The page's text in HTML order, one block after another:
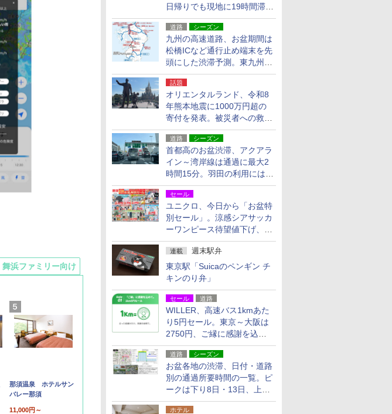
日帰りでも現地に19時間滞在
できる
道路 シーズン
九州の高速道路、お盆期間は
松橋ICなど通行止め端末を先
頭にした渋滞予測。東九州道
への迂回は料金調整を実施
話題
オリエンタルランド、令和8
年熊本地震に1000万円超の
寄付を発表。被災者への救援
活動・復旧支援
道路 シーズン
首都高のお盆渋滞、アクアラ
イン～湾岸線は通過に最大2
時間15分。羽田の利用には
「空港西出口」の利用検討を
セール
ユニクロ、今日から「お盆特
別セール」。涼感シアサッカ
ーワンピース待望値下げ、撥
水ギアショーツは1990円に
連載 週末駅弁
東京駅「Suicaのペンギン チ
キンのり弁」
セール 道路
WILLER、高速バス1kmあた
り5円セール。東京～大阪は
2750円、ご縁に感謝を込め
た20周年記念キャンペーン
道路 シーズン
お盆各地の渋滞、日付・道路
別の通過所要時間の一覧。ピ
ークは下り8日・13日、上り
14日・15日
ホテル
那須温泉 ホテルサン
バレー那須
11,000円～
舞浜ファミリー向け